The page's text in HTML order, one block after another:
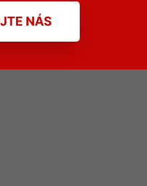
NÁS